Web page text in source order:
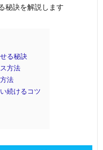
秘訣を解説します
る秘訣
方法
法
続けるコツ